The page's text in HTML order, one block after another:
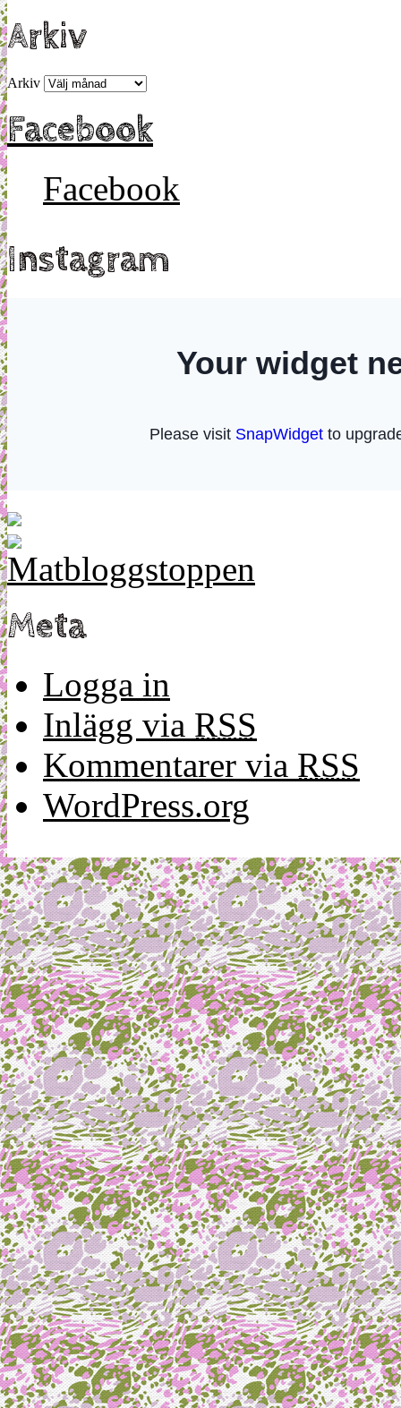
Arkiv
Arkiv
Facebook
Facebook
Instagram
Meta
Logga in
Inlägg via RSS
Kommentarer via RSS
WordPress.org